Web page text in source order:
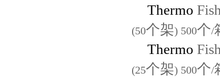
Thermo
(50个架) 500个/
Thermo
(25个架) 500个/